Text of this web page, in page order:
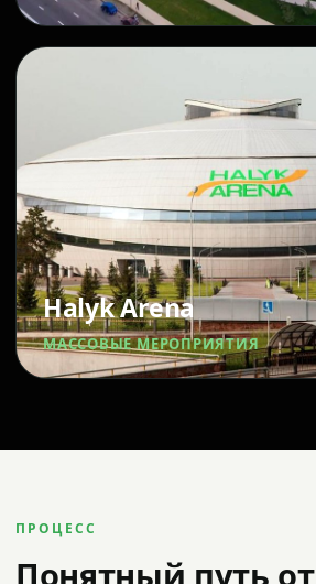
Halyk Arena
МАССОВЫЕ МЕРОПРИЯТИЯ
ПРОЦЕСС
Понятный путь от